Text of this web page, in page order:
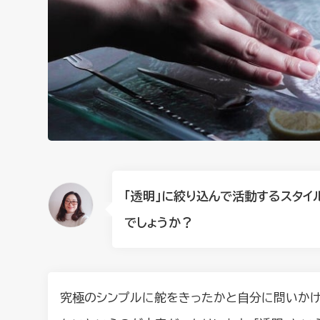
「透明」に絞り込んで活動するス
でしょうか？
究極のシンプルに舵をきったかと自分に問いか